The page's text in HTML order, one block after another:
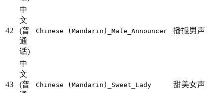
42
中
文
(普
通
话)
Chinese (Mandarin)_Male_Announcer 播报男声
43
中
文
(普
Chinese (Mandarin)_Sweet_Lady 甜美女声